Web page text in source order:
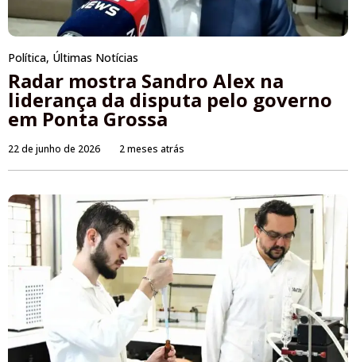
Política, Últimas Notícias
Radar mostra Sandro Alex na
liderança da disputa pelo governo
em Ponta Grossa
22 de junho de 2026 2 meses atrás